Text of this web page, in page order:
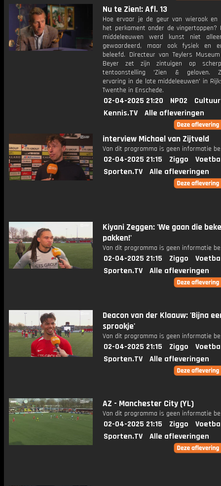
Nu te Zien!: Afl. 13
Hoe ervaar je de geur van wierook en
het perkament onder de vingertoppen?
middeleeuwen werd kunst niet
gewaardeerd, maar ook fysiek en
beleefd. Directeur van Teylers
Beyer zet zijn zintuigen op
tentoonstelling 'Zien & geloven.
ervaring in de late middeleeuwen' in
Twenthe in Enschede.
02-04-2025 21:20 NPO2
Kennis.TV
Alle afleveringen
interview Michael van Zijtveld
Van dit programma is geen informatie
02-04-2025 21:15 Ziggo
Sporten.TV
Alle afleveringen
Kiyani Zeggen: 'We gaan die
pakken!'
Van dit programma is geen informatie
02-04-2025 21:15 Ziggo
Sporten.TV
Alle afleveringen
Deacon van der Klaauw: 'Bijna
sprookje'
Van dit programma is geen informatie
02-04-2025 21:15 Ziggo
Sporten.TV
Alle afleveringen
AZ - Manchester City (YL)
Van dit programma is geen informatie
02-04-2025 21:15 Ziggo
Sporten.TV
Alle afleveringen